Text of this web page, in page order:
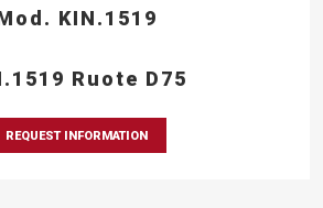
KIN.1519
Ruote D75
REQUEST INFORMATION